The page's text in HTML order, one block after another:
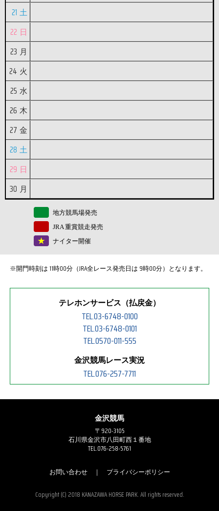
21 土
22 日
23 月
24 火
25 水
26 木
27 金
28 土
29 日
30 月
地方競馬場発売
JRA 重賞競走発売
ナイター開催
※開門時刻は 11時00分（JRA全レース発売日は 9時00分）となります。
テレホンサービス（払戻金）
TEL.03-6748-0100
TEL.03-6748-0101
TEL.0570-011-555
金沢競馬レース実況
TEL.076-257-7711
金沢競馬
〒920-3105
石川県金沢市八田町西１番地
TEL.076-258-5761
お問い合わせ｜ プライバシーポリシー
Copyright (C) 2018 KANAZAWA HORSE PARK. All rights reserved.